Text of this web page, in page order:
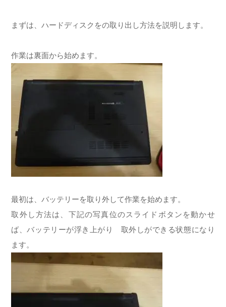
まずは、ハードディスクをの取り出し方法を説明します。
作業は裏面から始めます。
最初は、バッテリーを取り外して作業を始めます。
取外し方法は、下記の写真位のスライドボタンを動かせ
ば、バッテリーが浮き上がり 取外しができる状態になり
ます。